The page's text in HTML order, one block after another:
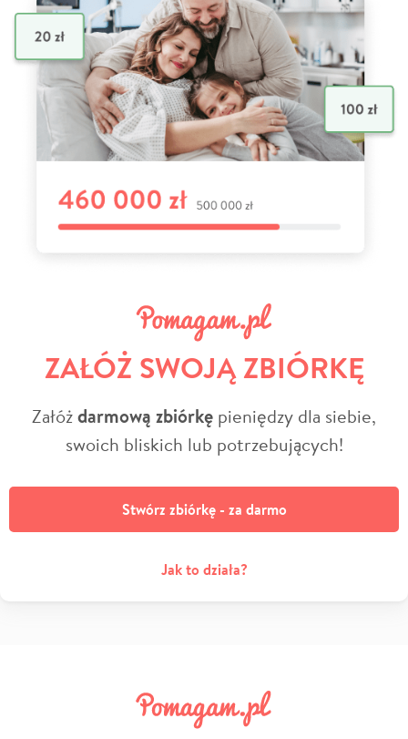
ZAŁÓŻ SWOJĄ ZBIÓRKĘ
Załóżdarmową zbiórkę pieniędzy dla siebie,
swoich bliskich lub potrzebujących!
Stwórz zbiórkę - za darmo
Jak to działa?